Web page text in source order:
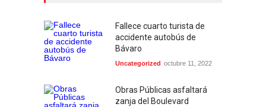
Fallece cuarto turista de
accidente autobús de
Bávaro
Uncategorized octubre 11, 2022
Obras Públicas asfaltará
zanja del Boulevard